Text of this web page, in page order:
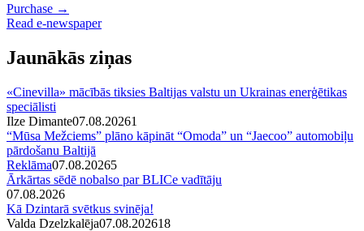
Purchase →
Read e-newspaper
Jaunākās ziņas
«Cinevilla» mācībās tiksies Baltijas valstu un Ukrainas enerģētikas
speciālisti
Ilze Dimante07.08.20261
“Mūsa Mežciems” plāno kāpināt “Omoda” un “Jaecoo” automobiļu
pārdošanu Baltijā
Reklāma07.08.20265
Ārkārtas sēdē nobalso par BLICe vadītāju
07.08.2026
Kā Dzintarā svētkus svinēja!
Valda Dzelzkalēja07.08.202618